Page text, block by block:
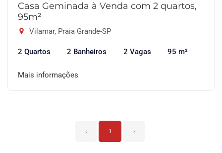
Casa Geminada à Venda com 2 quartos,
95m²
Vilamar, Praia Grande-SP
2 Quartos 2 Banheiros 2 Vagas 95 m²
Mais informações
‹ 1 ›